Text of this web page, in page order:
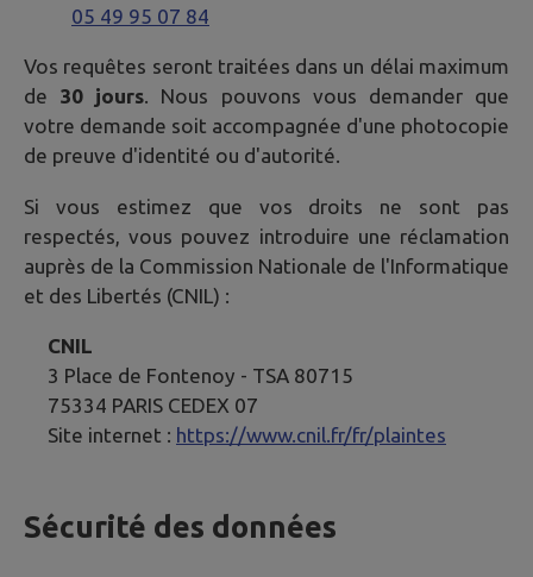
05 49 95 07 84
Vos requêtes seront traitées dans un délai maximum
de 30 jours. Nous pouvons vous demander que
votre demande soit accompagnée d'une photocopie
de preuve d'identité ou d'autorité.
Si vous estimez que vos droits ne sont pas
respectés, vous pouvez introduire une réclamation
auprès de la Commission Nationale de l'Informatique
et des Libertés (CNIL) :
CNIL
3 Place de Fontenoy - TSA 80715
75334 PARIS CEDEX 07
Site internet : https://www.cnil.fr/fr/plaintes
Sécurité des données